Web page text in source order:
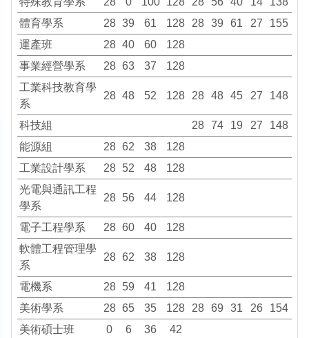
體育學系
28 39 61 128 28 39 61 27
155
運產班
28 40 60
128
事業經營學系
28 63 37
128
工業科技教育學
系
28 48 52 128 28 48 45 27 148
科技組 28 74 19 27
148
能源組
28 62 38
128
工業設計學系
28 52 48
128
光電與通訊工程
學系
28 56 44 128
電子工程學系 28 60 40
128
軟體工程管理學
系
28 62 38 128
電機系 28 59 41
128
美術學系
28 65 35 128 28 69 31 26
154
美術碩士班
0 6 36 42